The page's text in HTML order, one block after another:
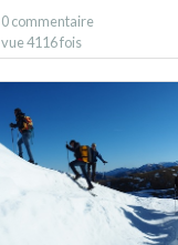
0 commentaire
vue 4116 fois